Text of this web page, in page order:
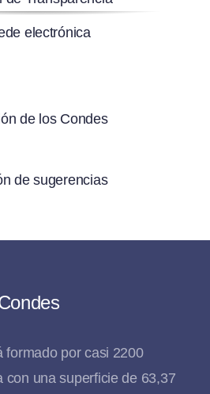
formado por casi 2200
con una superficie de 63,37